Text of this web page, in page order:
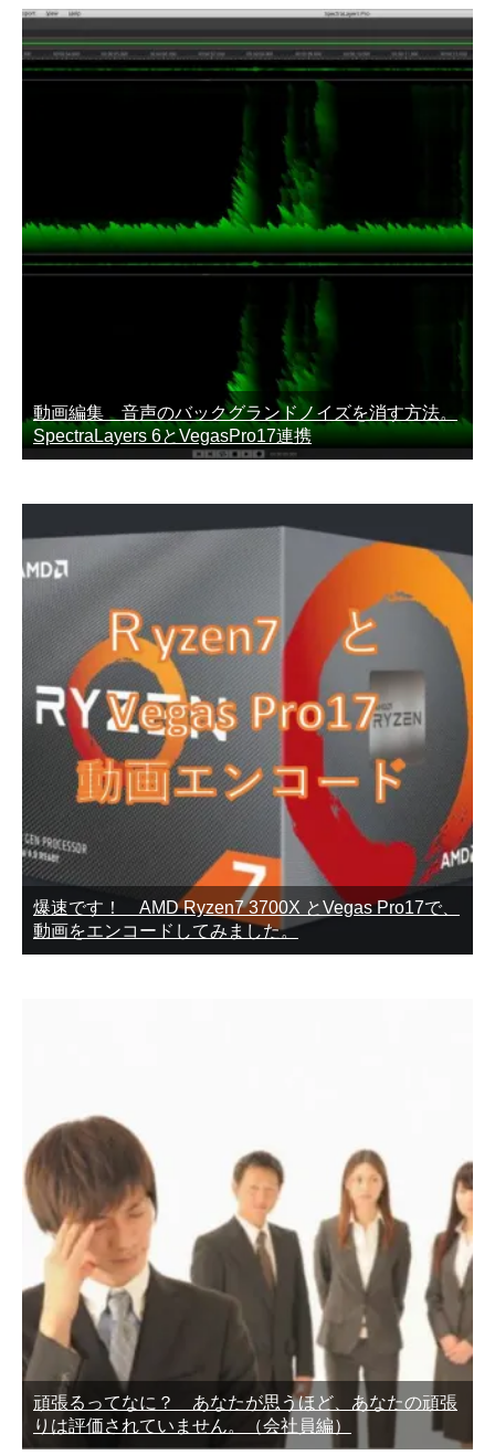
動画編集 音声のバックグランドノイズを消す方法。
SpectraLayers 6とVegasPro17連携
爆速です！ AMD Ryzen7 3700X とVegas Pro17で、
動画をエンコードしてみました。
頑張るってなに？ あなたが思うほど、あなたの頑張
りは評価されていません。（会社員編）